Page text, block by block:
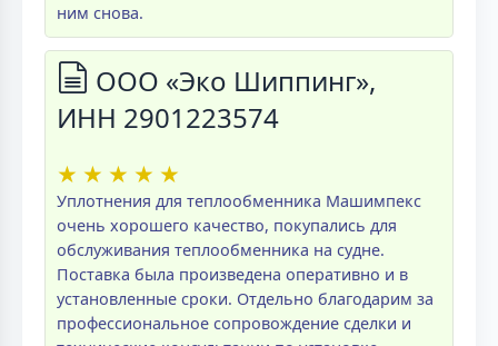
ним снова.
ООО «Эко Шиппинг»,
ИНН 2901223574
★ ★ ★ ★ ★
Уплотнения для теплообменника Машимпекс
очень хорошего качество, покупались для
обслуживания теплообменника на судне.
Поставка была произведена оперативно и в
установленные сроки. Отдельно благодарим за
профессиональное сопровождение сделки и